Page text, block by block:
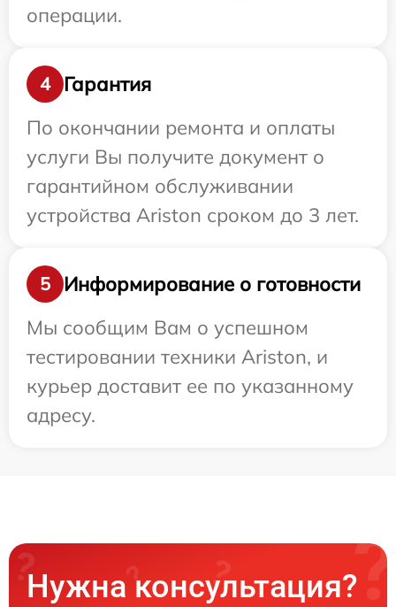
операции.
4
Гарантия
По окончании ремонта и оплаты
услуги Вы получите документ о
гарантийном обслуживании
устройства Ariston сроком до 3 лет.
5
Информирование о готовности
Мы сообщим Вам о успешном
тестировании техники Ariston, и
курьер доставит ее по указанному
адресу.
Нужна консультация?